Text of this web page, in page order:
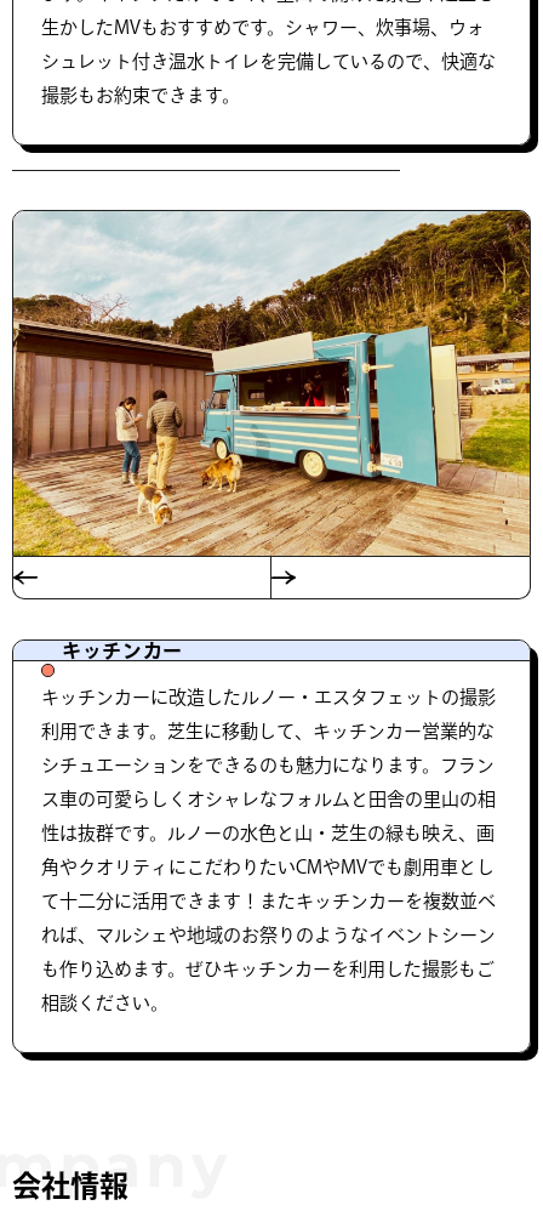
生かしたMVもおすすめです。シャワー、炊事場、ウォ
シュレット付き温水トイレを完備しているので、快適な
撮影もお約束できます。
キッチンカー
キッチンカーに改造したルノー・エスタフェットの撮影
利用できます。芝生に移動して、キッチンカー営業的な
シチュエーションをできるのも魅力になります。フラン
ス車の可愛らしくオシャレなフォルムと田舎の里山の相
性は抜群です。ルノーの水色と山・芝生の緑も映え、画
角やクオリティにこだわりたいCMやMVでも劇用車とし
て十二分に活用できます！またキッチンカーを複数並べ
れば、マルシェや地域のお祭りのようなイベントシーン
も作り込めます。ぜひキッチンカーを利用した撮影もご
相談ください。
会社情報